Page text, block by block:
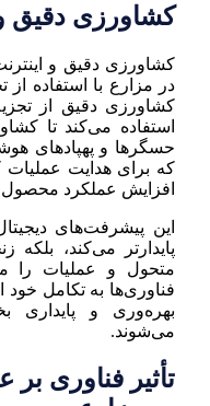
کشاورزی دقیق و
کشاورزی دقیق و
در مزارع با استفاده از
کشاورزی دقیق از
استفاده می‌کند تا
حسگرها و پهپادهای
که برای هدایت
افزایش عملکرد
این پیشرفت‌های
پایدارتر می‌کند،
متحول و عملیات را
فناوری‌ها به تکامل خود
بهره‌وری و
می‌شوند.
تأثیر فناوری